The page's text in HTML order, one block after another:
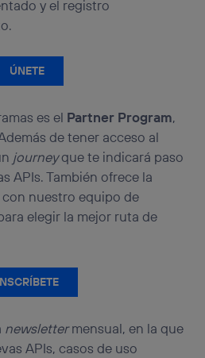
y el registro
ÚNETE
es el Partner Program,
de tener acceso al
journeyque te indicará paso
APIs. También ofrece la
nuestro equipo de
elegir la mejor ruta de
newslettermensual, en la que
APIs, casos de uso